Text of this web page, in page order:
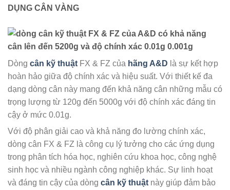
DỤNG CÂN VÀNG
Dòng cân kỹ thuật FX & FZ của hãng A&D là sự kết hợp
hoàn hảo giữa độ chính xác và hiệu suất. Với thiết kế đa
dạng dòng cân này mang đến khả năng cân những mẫu có
trọng lượng từ 120g đến 5000g với độ chính xác đáng tin
cậy ở mức 0.01g.
Với độ phân giải cao và khả năng đo lường chính xác,
dòng cân FX & FZ là công cụ lý tưởng cho các ứng dụng
trong phân tích hóa học, nghiên cứu khoa học, công nghệ
sinh học và nhiều ngành công nghiệp khác. Sự linh hoạt
và đáng tin cậy của dòng cân kỹ thuật này giúp đảm bảo